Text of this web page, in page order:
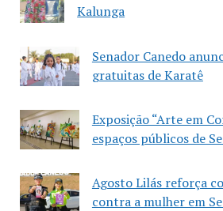
Kalunga
Senador Canedo
gratuitas de Karatê
Exposição “Arte em
espaços públicos de
Agosto Lilás reforça
contra a mulher em